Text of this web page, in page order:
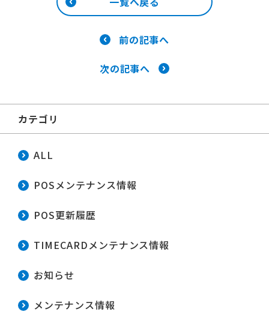
前の記事へ
次の記事へ
カテゴリ
ALL
POSメンテナンス情報
POS更新履歴
TIMECARDメンテナンス情報
お知らせ
メンテナンス情報